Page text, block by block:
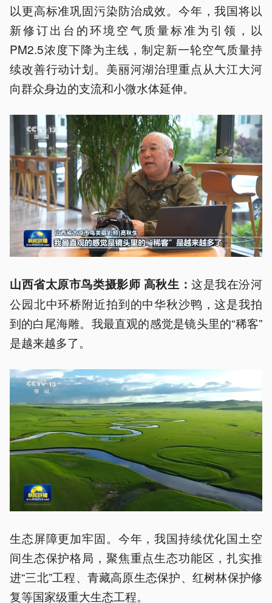
以更高标准巩固污染防治成效。今年，我国将以
新修订出台的环境空气质量标准为引领，以
PM2.5浓度下降为主线，制定新一轮空气质量持
续改善行动计划。美丽河湖治理重点从大江大河
向群众身边的支流和小微水体延伸。
山西省太原市鸟类摄影师 高秋生：这是我在汾河
公园北中环桥附近拍到的中华秋沙鸭，这是我拍
到的白尾海雕。我最直观的感觉是镜头里的“稀客”
是越来越多了。
生态屏障更加牢固。今年，我国持续优化国土空
间生态保护格局，聚焦重点生态功能区，扎实推
进“三北”工程、青藏高原生态保护、红树林保护修
复等国家级重大生态工程。